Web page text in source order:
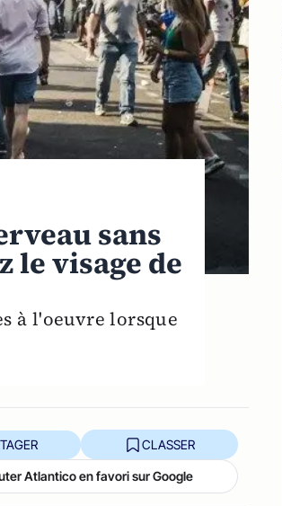
sans
le visage de
à l'oeuvre lorsque
CLASSER
Atlantico en favori sur Google